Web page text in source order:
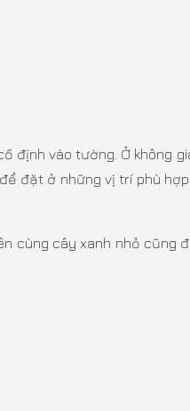
định vào tường. Ở không
đặt ở những vị trí phù
cùng cây xanh nhỏ cũng